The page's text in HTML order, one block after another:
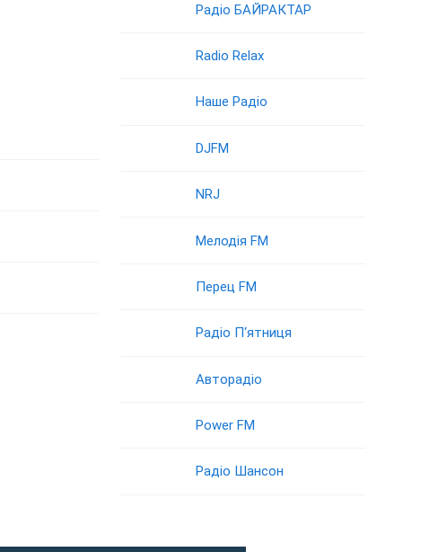
Радіо БАЙРАКТАР
Radio Relax
Наше Радіо
DJFM
NRJ
Мелодія FM
Перец FM
Радіо П‘ятниця
Авторадіо
Power FM
Радіо Шансон